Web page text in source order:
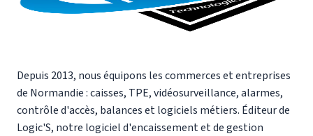
Depuis 2013, nous équipons les commerces et entreprises
de Normandie : caisses, TPE, vidéosurveillance, alarmes,
contrôle d'accès, balances et logiciels métiers. Éditeur de
Logic'S, notre logiciel d'encaissement et de gestion